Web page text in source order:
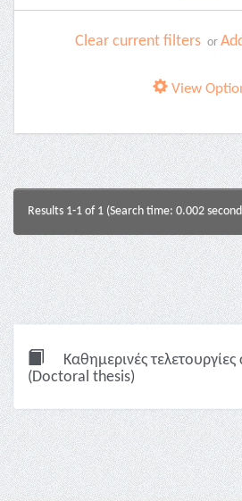
Clear current filters or
View
Results 1-1 of 1 (Search time: 0.002
Καθημερινές
(Doctoral thesis)